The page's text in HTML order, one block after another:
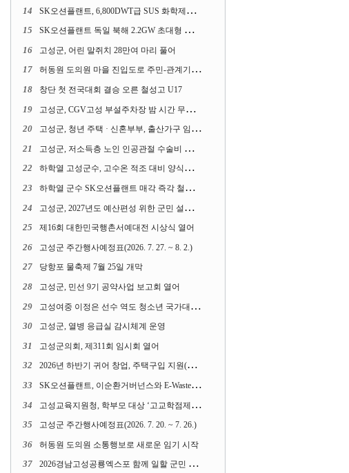
14 SK오션플랜트, 6,800DWT급 SUS 화학제품운반선 2척 수주
15 SK오션플랜트 독일 북해 2.2GW 초대형 해상변전소 하부구조물 수주
16 고성군, 어린 말쥐치 28만여 마리 풀어
17 허동원 도의원 마을 진입도로 주민-관계기관과 함께 간담회 열어
18 창단 첫 전국대회 결승 오른 철성고 U17
19 고성군, CGV고성 부설주차장 밤 시간 무료 개방한다
20 고성군, 청년 주택 · 신혼부부, 출산가구 임차보증금 대출이자 지원사업 시행
21 고성군, 저소득층 노인 인공관절 수술비 지원사업 계속 추진
22 하학열 고성군수, 고수온 적조 대비 양식장 현장점검
23 하학열 군수 SK오션플랜트 매각 즉각 철회 촉구 기자회견 열어
24 고성군, 2027년도 예산편성 위한 군민 설문조사 실시
25 제16회 대한민국행촌서예대전 시상식 열어
26 고성군 주간행사예정표(2026. 7. 27. ~ 8. 2.)
27 당항포 물축제 7월 25일 개막
28 고성군, 민선 9기 공약사업 보고회 열어
29 고성여중 이정은 선수 역도 청소년 국가대표에 뽑혀
30 고성군, 열병 응급실 감시체계 운영
31 고성군의회, 제311회 임시회 열어
32 2026년 하반기 귀어 창업, 주택구입 지원(융자) 사업대상자 모집
33 SK오션플랜트, 이순환거버넌스와 E-Waste Zero 업무협약
34 고성교육지원청, 학부모 대상 ‘고교학점제와 대입제도 설명회’ 열어
35 고성군 주간행사예정표(2026. 7. 20. ~ 7. 26.)
36 허동원 도의원 소통행보로 새로운 임기 시작
37 2026경남고성공룡엑스포 함께 일할 군민 모집